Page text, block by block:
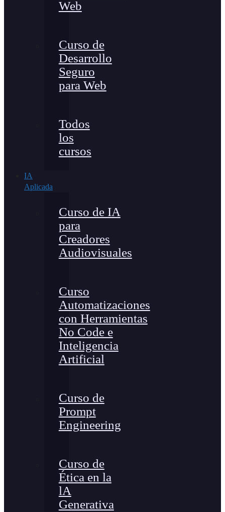
Web
Curso de
Desarrollo
Seguro
para Web
Todos
los
cursos
IA
Aplicada
Curso de IA
para
Creadores
Audiovisuales
Curso
Automatizaciones
con Herramientas
No Code e
Inteligencia
Artificial
Curso de
Prompt
Engineering
Curso de
Ética en la
lA
Generativa